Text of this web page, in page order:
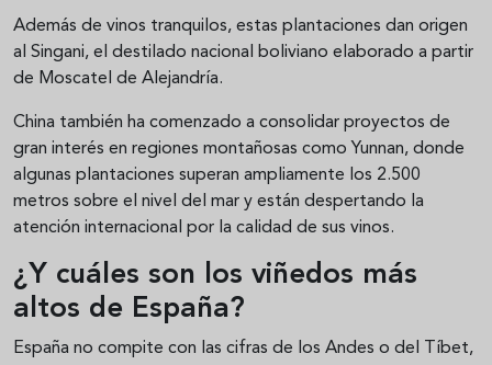
Además de vinos tranquilos, estas plantaciones dan origen
al Singani, el destilado nacional boliviano elaborado a partir
de Moscatel de Alejandría.
China también ha comenzado a consolidar proyectos de
gran interés en regiones montañosas como Yunnan, donde
algunas plantaciones superan ampliamente los 2.500
metros sobre el nivel del mar y están despertando la
atención internacional por la calidad de sus vinos.
¿Y cuáles son los viñedos más
altos de España?
España no compite con las cifras de los Andes o del Tíbet,